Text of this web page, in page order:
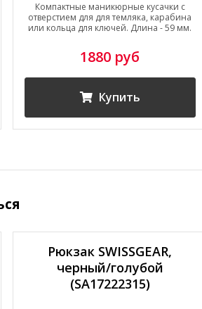
Компактные маникюрные кусачки с
отверстием для для темляка, карабина
или кольца для ключей. Длина - 59 мм.
1880 руб
Купить
Рюкзак SWISSGEAR,
черный/голубой
(SA17222315)